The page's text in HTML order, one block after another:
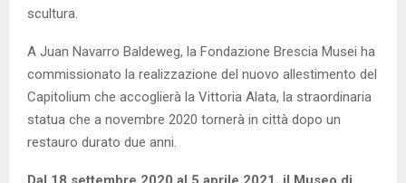
scultura.
A Juan Navarro Baldeweg, la Fondazione Brescia Musei ha
commissionato la realizzazione del nuovo allestimento del
Capitolium che accoglierà la Vittoria Alata, la straordinaria
statua che a novembre 2020 tornerà in città dopo un
restauro durato due anni.